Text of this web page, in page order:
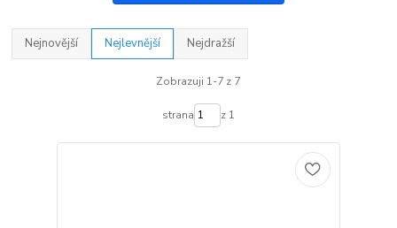
Nejnovější Nejlevnější Nejdražší
Zobrazuji 1-7 z 7
strana z 1